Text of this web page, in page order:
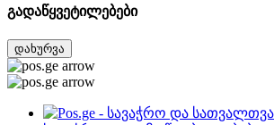
გადაწყვეტილებები
დახურვა